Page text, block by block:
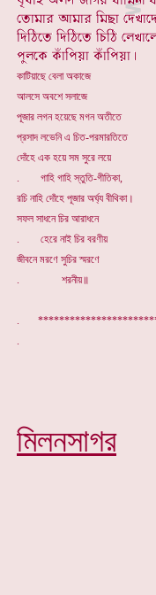
কাটিয়াছে বেলা অকাজে
আলসে অবশে সলাজে
পূজার লগন হয়েছে মগন অতীতে
প্রসাদ লভেনি এ চিত-পরমারতিতে
দোঁহে এক হয়ে সম সুরে লয়ে
. গাহি গাহি স্তুতি-গীতিকা,
রচি নাহি দোঁহে পূজার অর্ঘ্য বীথিকা।
সফল সাধনে চির আরাধনে
. হেরে নাই চির বরণীয়
জীবনে মরণে সুচির স্মরণে
. শরনীয়॥
.
মিলনসাগর